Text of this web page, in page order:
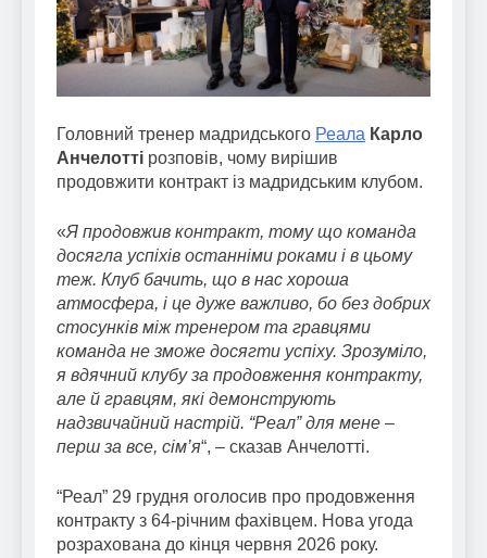
Головний тренер мадридського Реала Карло
Анчелотті розповів, чому вирішив
продовжити контракт із мадридським клубом.
«Я продовжив контракт, тому що команда
досягла успіхів останніми роками і в цьому
теж. Клуб бачить, що в нас хороша
атмосфера, і це дуже важливо, бо без добрих
стосунків між тренером та гравцями
команда не зможе досягти успіху. Зрозуміло,
я вдячний клубу за продовження контракту,
але й гравцям, які демонструють
надзвичайний настрій. “Реал” для мене –
перш за все, сім’я“, – сказав Анчелотті.
“Реал” 29 грудня оголосив про продовження
контракту з 64-річним фахівцем. Нова угода
розрахована до кінця червня 2026 року.